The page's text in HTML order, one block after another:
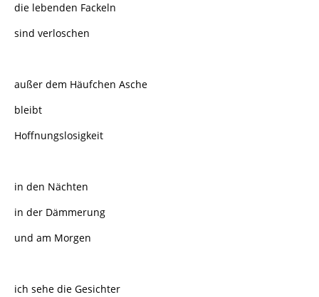
die lebenden Fackeln
sind verloschen
außer dem Häufchen Asche
bleibt
Hoffnungslosigkeit
in den Nächten
in der Dämmerung
und am Morgen
ich sehe die Gesichter